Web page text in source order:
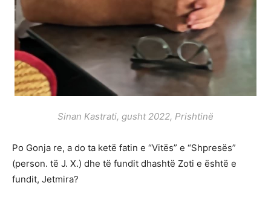
Sinan Kastrati, gusht 2022, Prishtinë
Po Gonja re, a do ta ketë fatin e “Vitës” e “Shpresës”
(person. të J. X.) dhe të fundit dhashtë Zoti e është e
fundit, Jetmira?